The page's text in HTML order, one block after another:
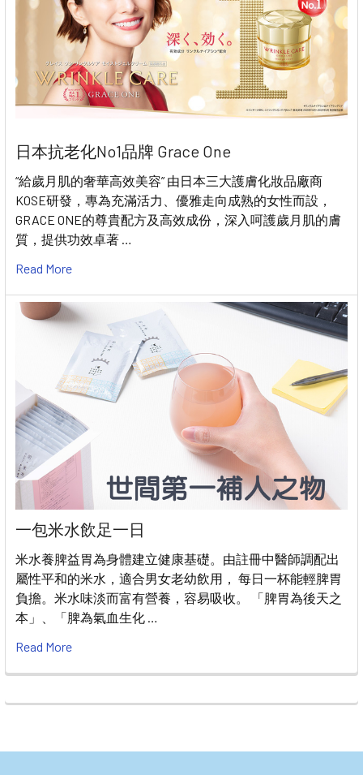
日本抗老化No1品牌 Grace One
“給歲月肌的奢華高效美容” 由日本三大護膚化妝品廠商
KOSE研發，專為充滿活力、優雅走向成熟的女性而設，
GRACE ONE的尊貴配方及高效成份，深入呵護歲月肌的膚
質，提供功效卓著 …
Read More
一包米水飲足一日
米水養脾益胃為身體建立健康基礎。由註冊中醫師調配出
屬性平和的米水，適合男女老幼飲用， 每日一杯能輕脾胃
負擔。米水味淡而富有營養，容易吸收。 「脾胃為後天之
本」、「脾為氣血生化 …
Read More